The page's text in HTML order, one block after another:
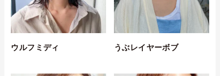
ウルフミディ うぶレイヤーボブ